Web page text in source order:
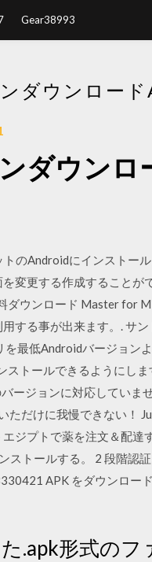
Gear38993
ダウンロード
ダウンロ
のAndroidにインストー
変更する作成することが
ウンロード Master for
する事が出来ます。. サ
最低Androidバージョン
トールできるようにし
ージョンに対応していま
だけに我慢できない！
ジプトで薬を注文＆配達
ストールする。 2 段階認
APK をダウンロー
.apk形式のフ